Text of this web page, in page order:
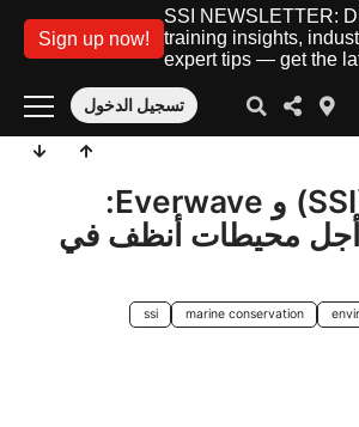
SSI NEWSLETTER:
training insights,
expert tips — get the
Sign up now!
تسجيل الدخول
إس إس آي (SSI) و Everwave:
أجل محيطات أنظف في
marine conservation
ssi